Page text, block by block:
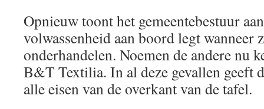
Opnieuw toont het gemeentebestuur
volwassenheid aan boord legt wanneer
onderhandelen. Noemen de andere nu
B&T Textilia. In al deze gevallen geeft
alle eisen van de overkant van de tafel.